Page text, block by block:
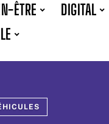
ÊTRE DIGITAL